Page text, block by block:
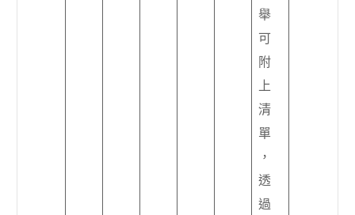
舉
可
附
上
清
單
，
透
過